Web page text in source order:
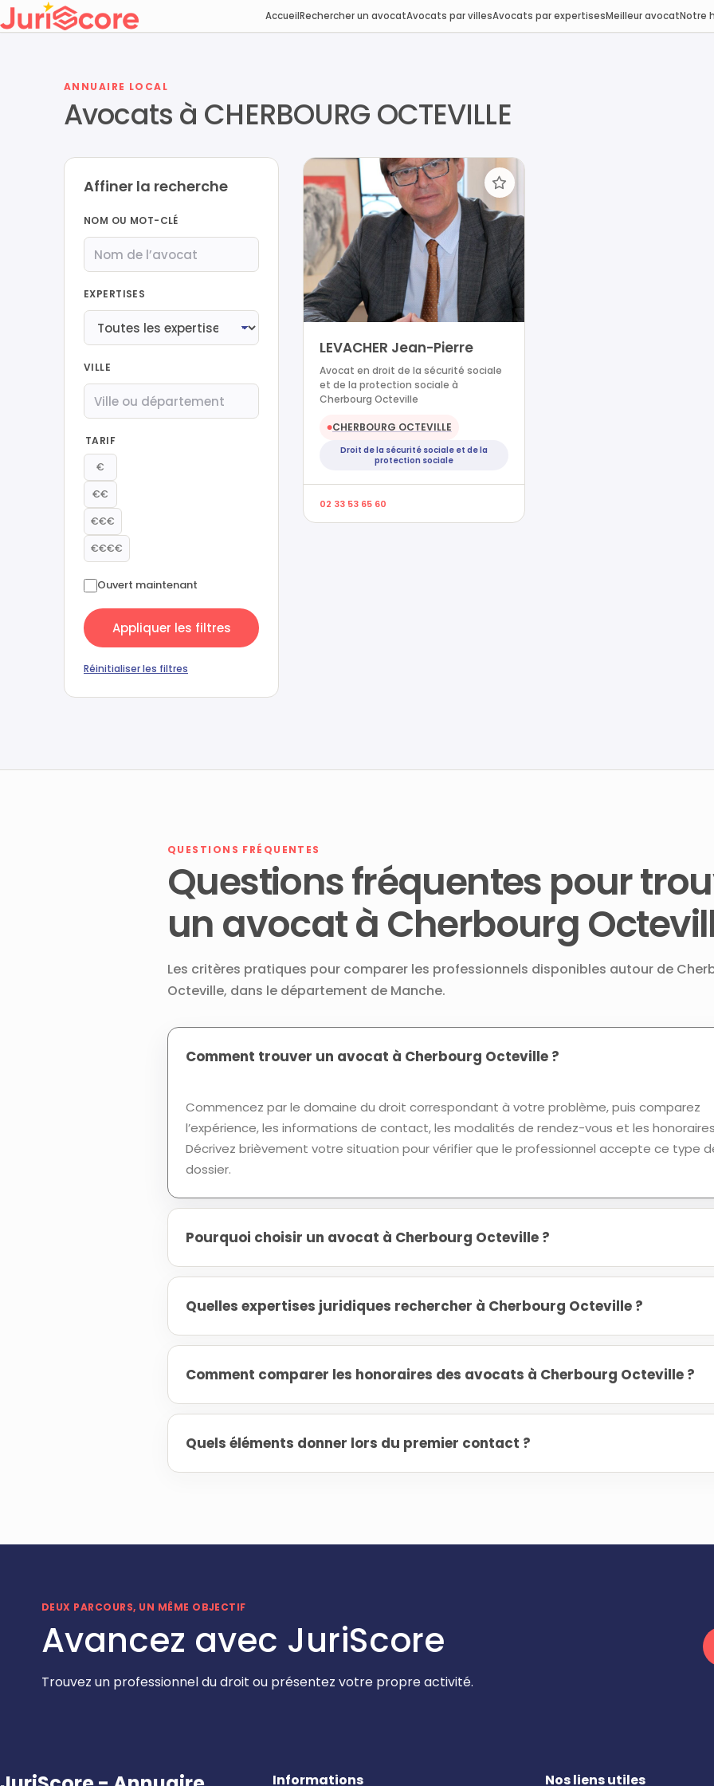
AccueilRechercher un avocatAvocats par villesAvocats par expertisesMeilleur avocatNotre
ANNUAIRE LOCAL
Avocats à CHERBOURG OCTEVILLE
Affiner la recherche
NOM OU MOT-CLÉ
EXPERTISES
VILLE
TARIF
€
€€
€€€
€€€€
Ouvert maintenant
Appliquer les filtres
Réinitialiser les filtres
LEVACHER Jean-Pierre
Avocat en droit de la sécurité sociale
et de la protection sociale à
Cherbourg Octeville
●CHERBOURG OCTEVILLE
Droit de la sécurité sociale et de la
protection sociale
02 33 53 65 60
QUESTIONS FRÉQUENTES
Questions fréquentes pour
un avocat à Cherbourg
Les critères pratiques pour comparer les professionnels disponibles autour de
Octeville, dans le département de Manche.
Comment trouver un avocat à Cherbourg Octeville ?
Commencez par le domaine du droit correspondant à votre problème, puis comparez
l’expérience, les informations de contact, les modalités de rendez-vous et les
Décrivez brièvement votre situation pour vérifier que le professionnel accepte ce type
dossier.
Pourquoi choisir un avocat à Cherbourg Octeville ?
Quelles expertises juridiques rechercher à Cherbourg Octeville ?
Comment comparer les honoraires des avocats à Cherbourg Octeville ?
Quels éléments donner lors du premier contact ?
DEUX PARCOURS, UN MÊME OBJECTIF
Avancez avec JuriScore
Trouvez un professionnel du droit ou présentez votre propre activité.
Informations Nos liens utiles